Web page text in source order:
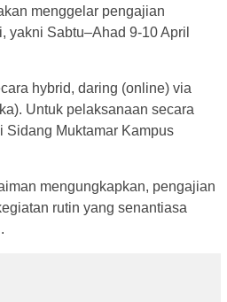
menggelar pengajian
yakni Sabtu–Ahad 9-10 April
hybrid, daring (online) via
Untuk pelaksanaan secara
Sidang Muktamar Kampus
mengungkapkan, pengajian
rutin yang senantiasa